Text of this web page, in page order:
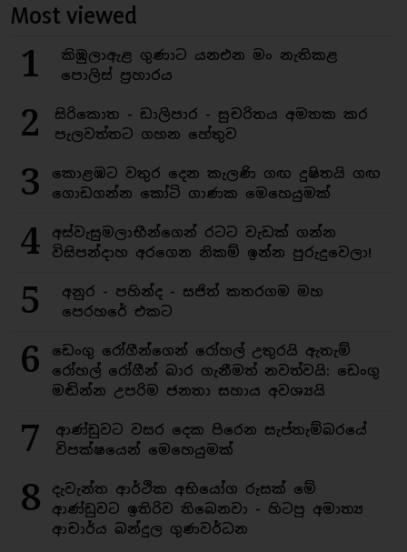
Most viewed
1
කිඹුලාඇළ ගුණාට යනඑන මං නැතිකළ
පොලිස් ප්‍රහාරය
2
සිරිකොත - ඩාලිපාර - සුචරිතය අමතක කර
පැලවත්තට ගහන හේතුව
3
කොළඹට වතුර දෙන කැලණි ගඟ දුෂිතයි ගඟ
ගොඩගන්න කෝටි ගාණක මෙහෙයුමක්
4
අස්වැසුමලාභීන්ගෙන් රටට වැඩක් ගන්න
විසිපන්දාහ අරගෙන නිකම් ඉන්න පුරුදුවෙලා!
5
අනුර - පහින්ද - සජිත් කතරගම මහ
පෙරහරේ එකට
6
ඩෙංගු රෝගීන්ගෙන් රෝහල් උතුරයි ඇතැම්
රෝහල් රෝගීන් බාර ගැනීමත් නවත්වයි: ඩෙංගු
මඬින්න උපරිම ජනතා සහාය අවශ්‍යයි
7
ආණ්ඩුවට වසර දෙක පිරෙන සැප්තැම්බරයේ
විපක්ෂයෙන් මෙහෙයුමක්
8
දැවැන්ත ආර්ථික අභියෝග රුසක් මේ
ආණ්ඩුවට ඉතිරිව තිබෙනවා - හිටපු අමාත්‍ය
ආචාර්ය බන්දුල ගුණවර්ධන